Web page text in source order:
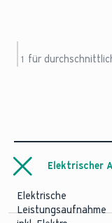
1 für
Elektrischer
Elektrische
Leistungsaufnahme